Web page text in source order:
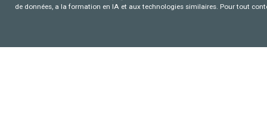
de données, a la formation en IA et aux technologies similaires. Pour tout